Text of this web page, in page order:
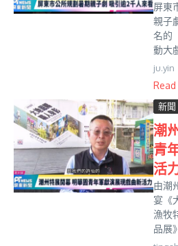
屏東
親子
名的
動大
ju.yin
新聞
潮
青
活
由潮
宴《
漁牧
品展